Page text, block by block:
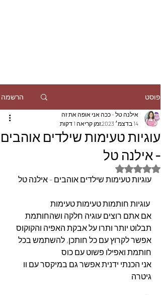
פוסט הרשמה
עוגיות טעימות שילדים אוהבים
- אילנה טל
אילנה טל - ככה אני אופה את זה
14 בדצמ׳ 2023
זמן קריאה 1 דקות
דירוג של NaN מתוך 5 כוכבים
עוגיות טעימות שילדים אוהבים - אילנה טל
אם אתם רוצים עוגיה חלקה ושהחותמת
תבלוט יותר ותרו על אבקת האפיה והקוקוס
אפשר לקרוץ עם כל חותכן, להשתמש בכל
חותמת ואפילו פשוט עם כוס
אני הכנתי ידנית אפשר גם במיקסר עם וו
גיטרה